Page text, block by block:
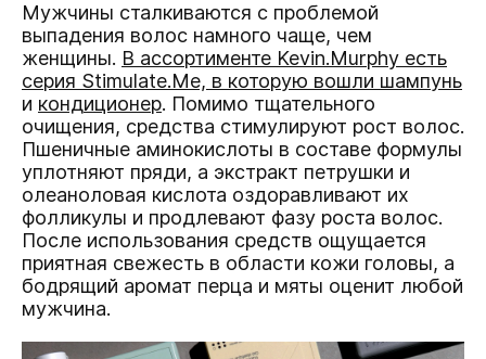
Мужчины сталкиваются с проблемой
выпадения волос намного чаще, чем
женщины. В ассортименте Kevin.Murphy есть
серия Stimulate.Me, в которую вошли шампунь
и кондиционер. Помимо тщательного
очищения, средства стимулируют рост волос.
Пшеничные аминокислоты в составе формулы
уплотняют пряди, а экстракт петрушки и
олеаноловая кислота оздоравливают их
фолликулы и продлевают фазу роста волос.
После использования средств ощущается
приятная свежесть в области кожи головы, а
бодрящий аромат перца и мяты оценит любой
мужчина.